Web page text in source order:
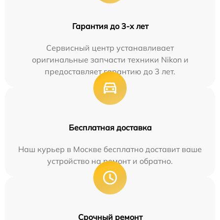
Гарантия до 3-х лет
Сервисный центр устанавливает
оригинальные запчасти техники Nikon и
предоставляет гарантию до 3 лет.
Бесплатная доставка
Наш курьер в Москве бесплатно доставит ваше
устройство на ремонт и обратно.
Срочный ремонт